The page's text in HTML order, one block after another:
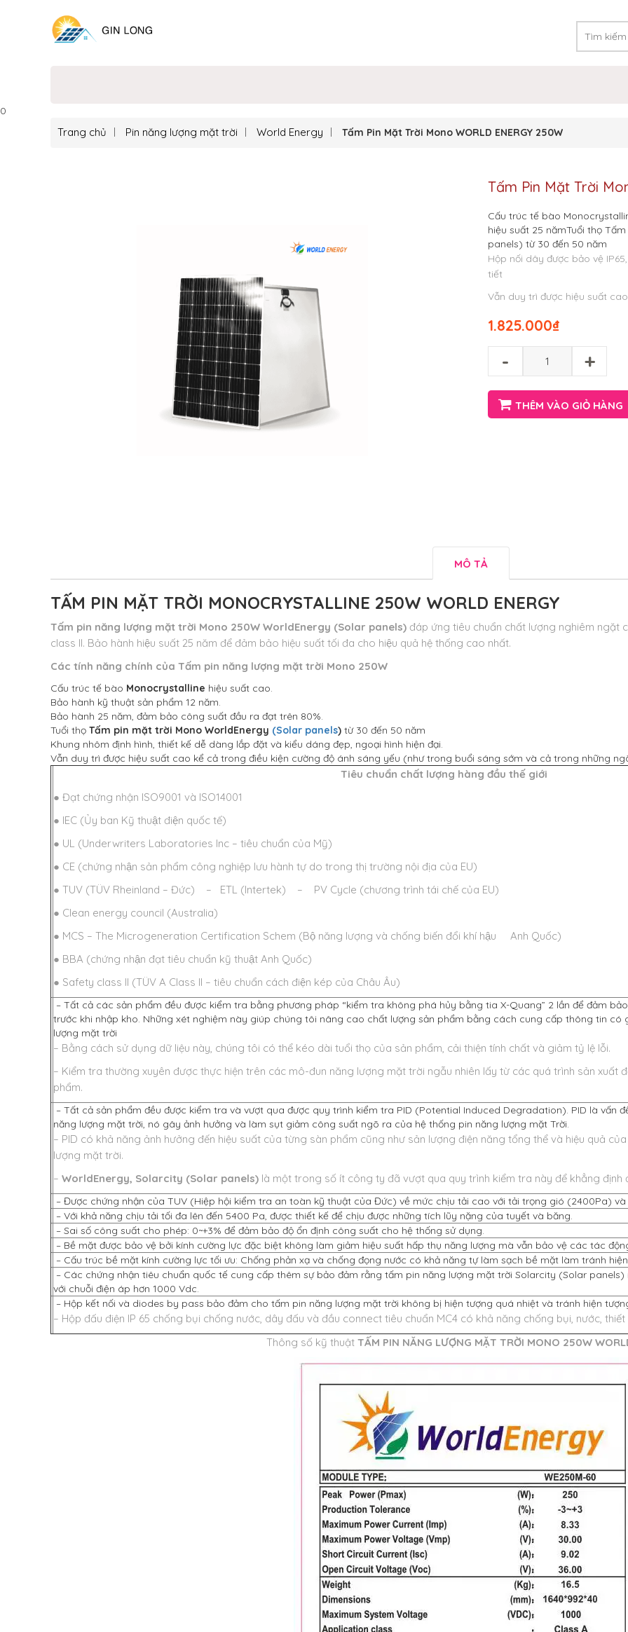
0
Trang chủ Pin năng lượng mặt trời World Energy Tấm Pin Mặt Trời Mono WORLD ENERGY 250W
Tấm Pin Mặt Trời
Cấu trúc tế bào
hiệu suất 25 nămTuổi thọ
panels) từ 30 đến 50 năm
Hộp nối dây được bảo vệ
tiết
Vẫn duy trì được hiệu suất
₫
1.825.000
- +
THÊM VÀO GIỎ HÀNG
MÔ TẢ
TẤM PIN MẶT TRỜI MONOCRYSTALLINE 250W WORLD ENERGY
Tấm pin năng lượng mặt trời Mono 250W WorldEnergy (Solar panels) đáp ứng tiêu chuẩn chất lượng nghiêm ngặt
class II. Bảo hành hiệu suất 25 năm để đảm bảo hiệu suất tối đa cho hiệu quả hệ thống cao nhất.
Các tính năng chính của Tấm pin năng lượng mặt trời Mono 250W
Cấu trúc tế bào Monocrystalline hiệu suất cao.
Bảo hành kỹ thuật sản phẩm 12 năm.
Bảo hành 25 năm, đảm bảo công suất đầu ra đạt trên 80%.
Tuổi thọ Tấm pin mặt trời Mono WorldEnergy (Solar panels) từ 30 đến 50 năm
Khung nhôm định hình, thiết kế dễ dàng lắp đặt và kiểu dáng đẹp, ngoại hình hiện đại.
Vẫn duy trì được hiệu suất cao kể cả trong điều kiện cường độ ánh sáng yếu (như trong buổi sáng sớm và cả trong những
Tiêu chuẩn chất lượng hàng đầu thế giới
● Đạt chứng nhận ISO9001 và ISO14001
● IEC (Ủy ban Kỹ thuật điện quốc tế)
● UL (Underwriters Laboratories Inc – tiêu chuẩn của Mỹ)
● CE (chứng nhận sản phẩm công nghiệp lưu hành tự do trong thị trường nội địa của EU)
● TUV (TÜV Rheinland – Đức) – ETL (Intertek) – PV Cycle (chương trình tái chế của EU)
● Clean energy council (Australia)
● MCS – The Microgeneration Certification Schem (Bộ năng lượng và chống biến đổi khí hậu Anh Quốc)
● BBA (chứng nhận đạt tiêu chuẩn kỹ thuật Anh Quốc)
● Safety class II (TÜV A Class II – tiêu chuẩn cách điện kép của Châu Âu)
– Tất cả các sản phẩm đều được kiểm tra bằng phương pháp “kiểm tra không phá hủy bằng tia X-Quang” 2 lần để đảm
trước khi nhập kho. Những xét nghiệm này giúp chúng tôi nâng cao chất lượng sản phẩm bằng cách cung cấp thông tin
lượng mặt trời
– Bằng cách sử dụng dữ liệu này, chúng tôi có thể kéo dài tuổi thọ của sản phẩm, cải thiện tính chất và giảm tỷ lệ lỗi.
– Kiểm tra thường xuyên được thực hiện trên các mô-đun năng lượng mặt trời ngẫu nhiên lấy từ các quá trình sản xuất
phẩm.
– Tất cả sản phẩm đều được kiểm tra và vượt qua được quy trình kiểm tra PID (Potential Induced Degradation). PID là vấn
năng lượng mặt trời, nó gây ảnh hưởng và làm sụt giảm công suất ngõ ra của hệ thống pin năng lượng mặt Trời.
– PID có khả năng ảnh hưởng đến hiệu suất của từng sàn phẩm cũng như sản lượng điện năng tổng thể và hiệu quả
lượng mặt trời.
– WorldEnergy, Solarcity (Solar panels) là một trong số ít công ty đã vượt qua quy trình kiểm tra này để khẳng định
– Được chứng nhận của TUV (Hiệp hội kiểm tra an toàn kỹ thuật của Đức) về mức chịu tải cao với tải trọng gió (2400Pa)
– Với khả năng chịu tải tối đa lên đến 5400 Pa, được thiết kế để chịu được những tích lũy nặng của tuyết và băng.
– Sai số công suất cho phép: 0~+3% để đảm bảo độ ổn định công suất cho hệ thống sử dụng.
– Bề mặt được bảo vệ bởi kính cường lực đặc biệt không làm giảm hiệu suất hấp thụ năng lượng mà vẫn bảo vệ các tác
– Cấu trúc bề mặt kính cường lực tối ưu: Chống phản xạ và chống đọng nước có khả năng tự làm sạch bề mặt làm tránh
– Các chứng nhận tiêu chuẩn quốc tế cung cấp thêm sự bảo đảm rằng tấm pin năng lượng mặt trời Solarcity (Solar
với chuỗi điện áp hơn 1000 Vdc.
– Hộp kết nối và diodes by pass bảo đảm cho tấm pin năng lượng mặt trời không bị hiện tượng quá nhiệt và tránh hiện
– Hộp đấu điện IP 65 chống bụi chống nước, dây đấu và đầu connect tiêu chuẩn MC4 có khả năng chống bụi, nước,
Thông số kỹ thuật TẤM PIN NĂNG LƯỢNG MẶT TRỜI MONO 250W